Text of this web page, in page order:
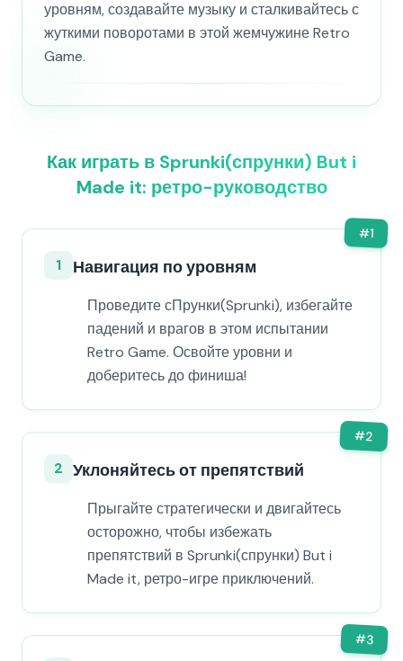
уровням, создавайте музыку и сталкивайтесь с
жуткими поворотами в этой жемчужине Retro
Game.
Как играть в Sprunki(спрунки) But i
Made it: ретро-руководство
#1
1 Навигация по уровням
Проведите сПрунки(Sprunki), избегайте
падений и врагов в этом испытании
Retro Game. Освойте уровни и
доберитесь до финиша!
#2
2 Уклоняйтесь от препятствий
Прыгайте стратегически и двигайтесь
осторожно, чтобы избежать
препятствий в Sprunki(спрунки) But i
Made it, ретро-игре приключений.
#3